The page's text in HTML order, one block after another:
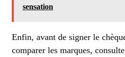
sensation
Enfin, avant de signer le
comparer les marques,